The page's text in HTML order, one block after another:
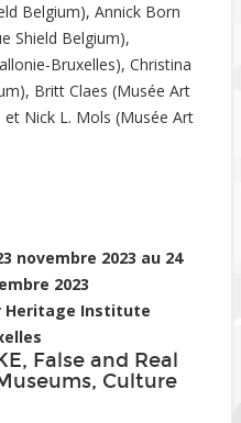
Belgium), Annick Born
Shield Belgium),
Bruxelles), Christina
Britt Claes (Musée Art
Nick L. Mols (Musée Art
novembre 2023 au 24
2023
Heritage Institute
False and Real
Culture